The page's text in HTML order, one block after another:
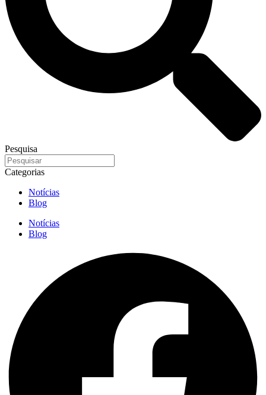
Pesquisa
Categorias
Notícias
Blog
Notícias
Blog